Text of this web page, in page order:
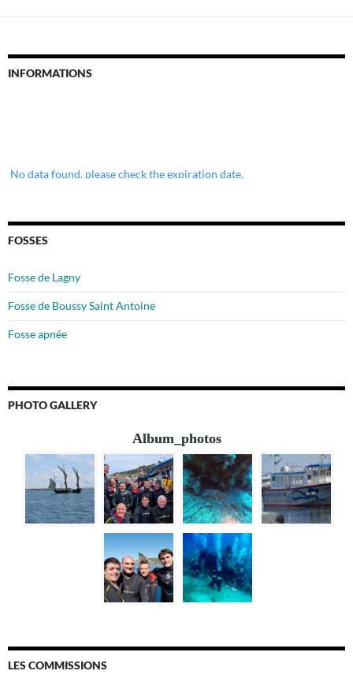
INFORMATIONS
No data found, please check the expiration date.
FOSSES
Fosse de Lagny
Fosse de Boussy Saint Antoine
Fosse apnée
PHOTO GALLERY
Album_photos
LES COMMISSIONS